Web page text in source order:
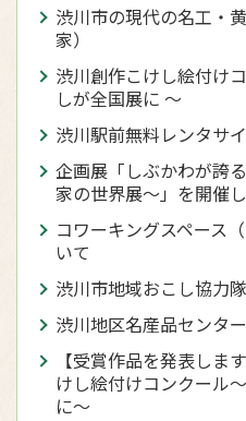
渋川市の現代の名工・
家）
渋川創作こけし絵付け
しが全国展に ～
渋川駅前無料レンタサ
企画展「しぶかわが誇
家の世界展～」を開催
コワーキングスペース
いて
渋川市地域おこし協力
渋川地区名産品センタ
【受賞作品を発表しま
けし絵付けコンクール
に～